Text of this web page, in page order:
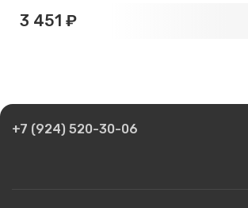
3 451 ₽
+7 (924) 520-30-06